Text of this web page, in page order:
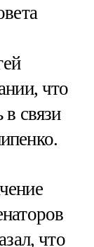
что
в связи
что